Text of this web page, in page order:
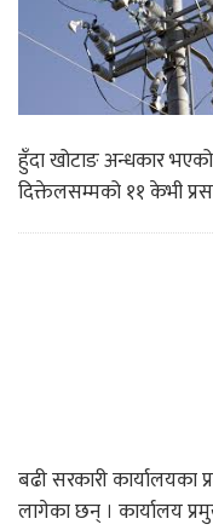
हुँदा खोटाङ अन्धकार
दिक्तेलसम्मको ११ केभी
बढी सरकारी
लागेका छन् । कार्यालय